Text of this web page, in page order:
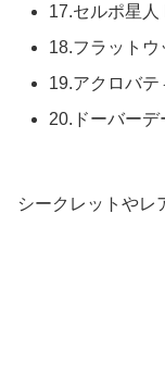
17.セルポ星人
18.フラット
19.アクロバテ
20.ドーバーデ
シークレットやレ